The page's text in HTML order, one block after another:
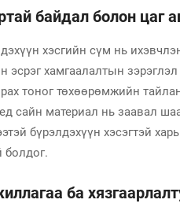
байдал болон цаг
хэсгийн сүм нь
эсрэг хамгаалалтын
тоног төхөөрөмжийн
сайн материал нь заавал
бүрэлдэхүүн хэсэгтэй
болдог.
ба